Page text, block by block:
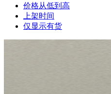
价格从低到高
上架时间
仅显示有货